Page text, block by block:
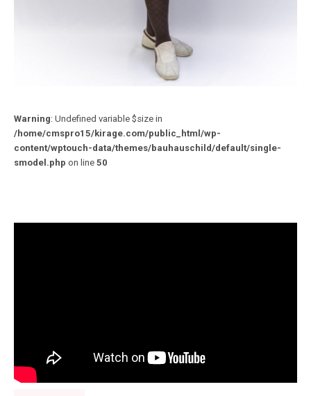
Warning: Undefined variable $size in
/home/cmspro15/kirage.com/public_html/wp-
content/wptouch-data/themes/bauhauschild/default/single-
smodel.php on line 50